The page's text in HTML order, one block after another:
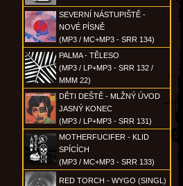
SEVERNÍ NÁSTUPIŠTĚ -
NOVÉ PÍSNĚ
(MP3 / MC+MP3 - SRR 134)
PALMA - TĚLESO
(MP3 / LP+MP3 - SRR 132 /
MMM 22)
DĚTI DEŠTĚ - MLŽNÝ ÚVOD
JASNÝ KONEC
(MP3 / LP+MP3 - SRR 131)
MOTHERFUCIFER - KLID
SPÍCÍCH
(MP3 / MC+MP3 - SRR 133)
RED TORCH - WYGO (SINGL)